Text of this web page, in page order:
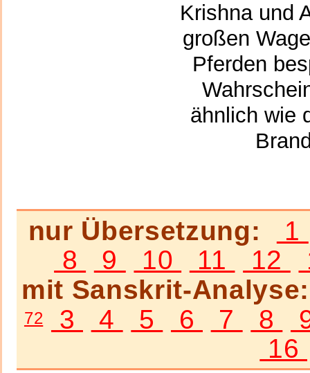
Krishna und
großen
Pferden
ähnlich wie
nur Übersetzung:
1
8
9 10 11 12
mit Sanskrit-
72 3 4 5 6 7 8
16